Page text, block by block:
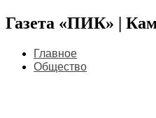
Газета «ПИК» |
Главное
Общество